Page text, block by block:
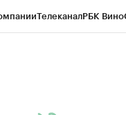
ТелеканалРБК Вино